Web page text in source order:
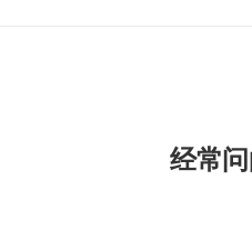
经常